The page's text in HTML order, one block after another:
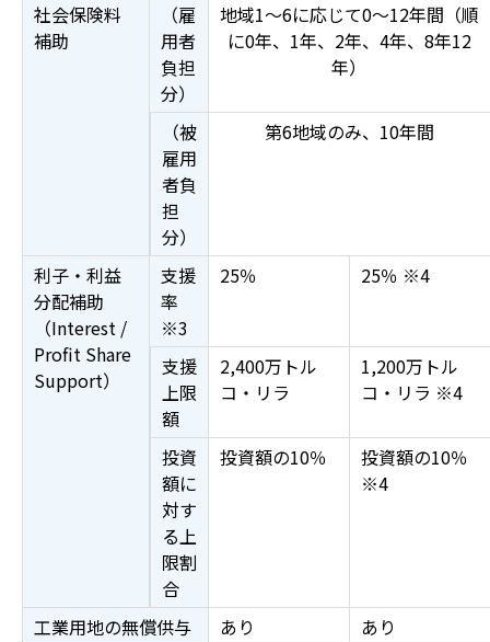
社会保険料
補助
（雇
用者
負担
分）
地域1～6に応じて0～12年間（順
に0年、1年、2年、4年、8年12
年）
（被
雇用
者負
担
分）
第6地域のみ、10年間
利子・利益
分配補助
（Interest/
Profit Share
Support）
支援
率
※3
25％ 25％ ※4
支援
上限
額
2,400万トル
コ・リラ
1,200万トル
コ・リラ ※4
投資
額に
対す
る上
限割
合
投資額の10％
投資額の10％
※4
工業用地の無償供与 あり あり